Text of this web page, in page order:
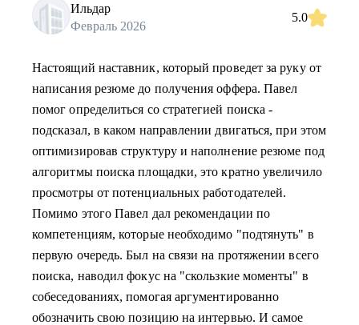
Ильдар
Февраль 2026
5.0
Настоящий наставник, который проведет за руку от
написания резюме до получения оффера. Павел
помог определиться со стратегией поиска -
подсказал, в каком направлении двигаться, при этом
оптимизировав структуру и наполнение резюме под
алгоритмы поиска площадки, это кратно увеличило
просмотры от потенциальных работодателей.
Помимо этого Павел дал рекомендации по
компетенциям, которые необходимо "подтянуть" в
первую очередь. Был на связи на протяжении всего
поиска, наводил фокус на "скользкие моменты" в
собеседованиях, помогая аргументированно
обозначить свою позицию на интервью. И самое